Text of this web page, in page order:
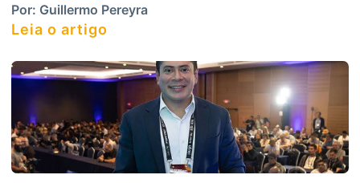
Por: Guillermo Pereyra
Leia o artigo